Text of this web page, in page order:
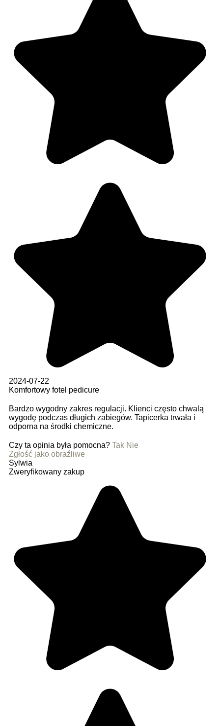
2024-07-22
Komfortowy fotel pedicure
Bardzo wygodny zakres regulacji. Klienci często chwalą
wygodę podczas długich zabiegów. Tapicerka trwała i
odporna na środki chemiczne.
Czy ta opinia była pomocna? Tak Nie
Zgłość jako obraźliwe
Sylwia
Zweryfikowany zakup